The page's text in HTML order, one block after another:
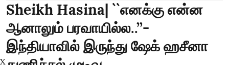
Sheikh Hasina| ``எனக்கு என்ன
ஆனாலும் பரவாயில்ல..’’-
இந்தியாவில் இருந்து ஷேக் ஹசீனா
X